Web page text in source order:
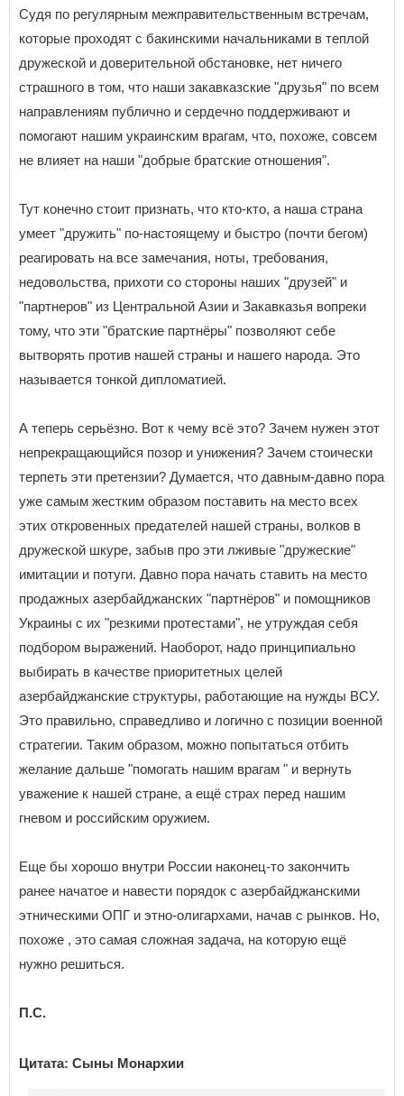
Судя по регулярным межправительственным встречам,
которые проходят с бакинскими начальниками в теплой
дружеской и доверительной обстановке, нет ничего
страшного в том, что наши закавказские "друзья" по всем
направлениям публично и сердечно поддерживают и
помогают нашим украинским врагам, что, похоже, совсем
не влияет на наши "добрые братские отношения".
Тут конечно стоит признать, что кто-кто, а наша страна
умеет "дружить" по-настоящему и быстро (почти бегом)
реагировать на все замечания, ноты, требования,
недовольства, прихоти со стороны наших "друзей" и
"партнеров" из Центральной Азии и Закавказья вопреки
тому, что эти "братские партнёры" позволяют себе
вытворять против нашей страны и нашего народа. Это
называется тонкой дипломатией.
А теперь серьёзно. Вот к чему всё это? Зачем нужен этот
непрекращающийся позор и унижения? Зачем стоически
терпеть эти претензии? Думается, что давным-давно пора
уже самым жестким образом поставить на место всех
этих откровенных предателей нашей страны, волков в
дружеской шкуре, забыв про эти лживые "дружеские"
имитации и потуги. Давно пора начать ставить на место
продажных азербайджанских "партнёров" и помощников
Украины с их "резкими протестами", не утруждая себя
подбором выражений. Наоборот, надо принципиально
выбирать в качестве приоритетных целей
азербайджанские структуры, работающие на нужды ВСУ.
Это правильно, справедливо и логично с позиции военной
стратегии. Таким образом, можно попытаться отбить
желание дальше "помогать нашим врагам " и вернуть
уважение к нашей стране, а ещё страх перед нашим
гневом и российским оружием.
Еще бы хорошо внутри России наконец-то закончить
ранее начатое и навести порядок с азербайджанскими
этническими ОПГ и этно-олигархами, начав с рынков. Но,
похоже , это самая сложная задача, на которую ещё
нужно решиться.
П.С.
Цитата: Сыны Монархии